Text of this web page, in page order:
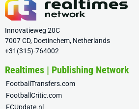
Innovatieweg 20C
7007 CD, Doetinchem, Netherlands
+31(315)-764002
Realtimes | Publishing Network
FootballTransfers.com
FootballCritic.com
FCUpdate.nl